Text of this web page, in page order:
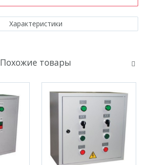
Характеристики
Похожие товары